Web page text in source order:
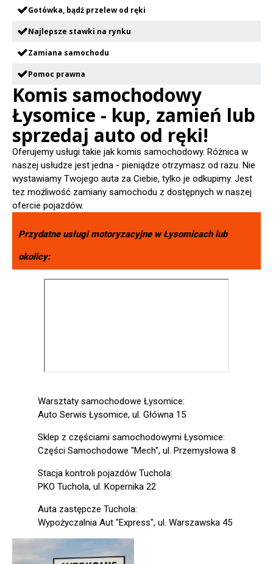
Gotówka, bądź przelew od ręki
Najlepsze stawki na rynku
Zamiana samochodu
Pomoc prawna
Komis samochodowy
Łysomice - kup, zamień lub
sprzedaj auto od ręki!
Oferujemy usługi takie jak komis samochodowy. Różnica w
naszej usłudze jest jedna - pieniądze otrzymasz od razu. Nie
wystawiamy Twojego auta za Ciebie, tylko je odkupimy. Jest
tez możliwość zamiany samochodu z dostępnych w naszej
ofercie pojazdów.
Przydatne usługi motoryzacyjne wŁysomicachlub
okolicy:
Warsztaty samochodowe Łysomice:
Auto Serwis Łysomice, ul. Główna 15
Sklep z częściami samochodowymi Łysomice:
Części Samochodowe "Mech", ul. Przemysłowa 8
Stacja kontroli pojazdów Tuchola:
PKO Tuchola, ul. Kopernika 22
Auta zastępcze Tuchola:
Wypożyczalnia Aut "Express", ul. Warszawska 45